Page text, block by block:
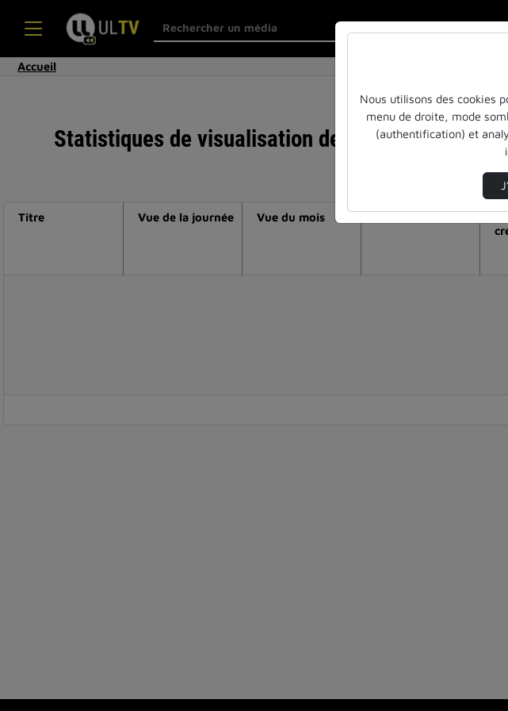
Accueil
Statistiques de visualisation de la vidéo
Modifier la période de
Titre Vue de la journée Vue du mois
Nous utilisons des cookies
menu de droite, mode
(authentification) et